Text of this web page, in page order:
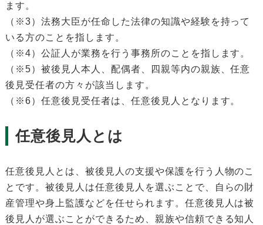
ます。
（※3）法務大臣が任命した法律の知識や経験を持って
いる方のことを指します。
（※4）公証人が業務を行う事務所のことを指します。
（※5）被後見人本人、配偶者、四親等内の親族、任意
後見受任者の方々が該当します。
（※6）任意後見受任者は、任意後見人となります。
任意後見人とは
任意後見人とは、被後見人の支援や保護を行う人物のこ
とです。被後見人は任意後見人を選ぶことで、自らの財
産管理や身上監護などを任せられます。任意後見人は被
後見人が選ぶことができるため、親族や信頼できる知人